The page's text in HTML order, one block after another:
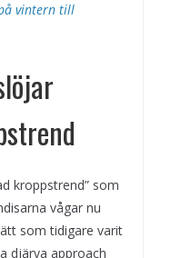
vintern till
kroppstrend” som
vågar nu
som tidigare varit
djärva approach